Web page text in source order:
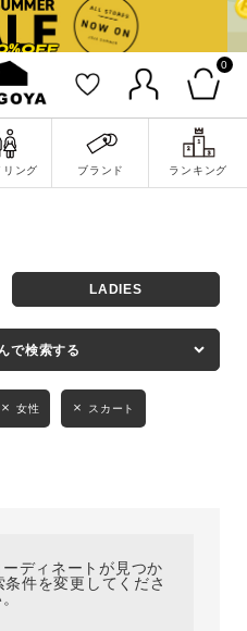
0
リング ブランド ランキング
細検索
KIDS
LADIES
で検索する
女性 スカート
ディネートが見つか
件を変更してくださ